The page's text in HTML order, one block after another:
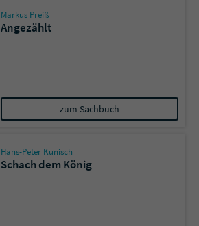
Markus Preiß
Angezählt
zum Sachbuch
Hans-Peter Kunisch
Schach dem König